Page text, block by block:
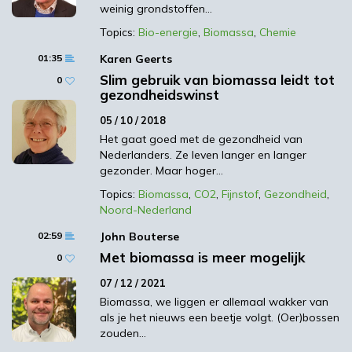
restproducten tussen verschillende
verwerkingsinstallaties kunnen meer
efficiënte en kosteneffectieve oplossingen
In het ECP-project hebben we vijf
praktijkcases in Vlaanderen en Nederland
uitgewerkt om de ontwikkeling van een
ECP te doorlopen. Dit om al doende te leren
op welke problemen je in de praktijk kan
stuiten, hoe je een dergelijk initiatief best
aanpakt en hoe kan je komen tot een
economisch interessant concept. Op basis
van de opgedane ervaringen is een
kennissysteem uitgebouwd waar
stakeholders met plannen voor lokale
verwerking van biomassa gebruik van
kunnen maken. Op die manier willen we
weinig grondstoffen…
Topics: Bio-energie, Biomassa, Chemie
01:35
0
Karen Geerts
Slim gebruik van biomassa leidt tot
gezondheidswinst
05 / 10 / 2018
Het gaat goed met de gezondheid van
Nederlanders. Ze leven langer en langer
gezonder. Maar hoger…
Topics: Biomassa, CO2, Fijnstof, Gezondheid,
Noord-Nederland
02:59
0
John Bouterse
Met biomassa is meer mogelijk
07 / 12 / 2021
Biomassa, we liggen er allemaal wakker van
als je het nieuws een beetje volgt. (Oer)bossen
zouden…